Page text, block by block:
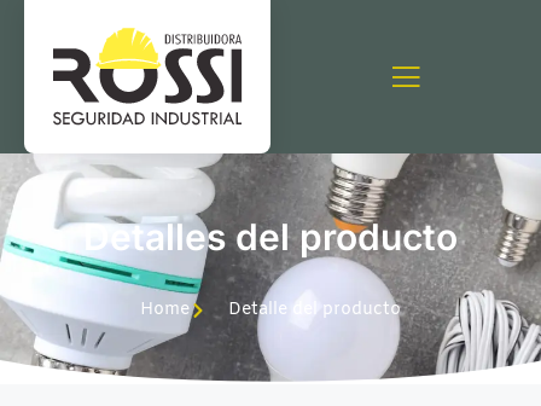
Detalles del producto
Home Detalle del producto